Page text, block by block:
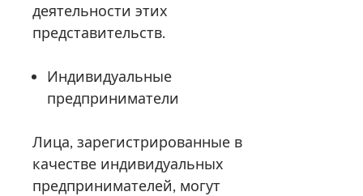
деятельности этих
представительств.
Индивидуальные
предприниматели
Лица, зарегистрированные в
качестве индивидуальных
предпринимателей, могут